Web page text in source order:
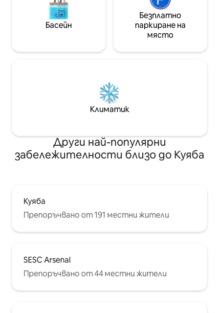
Басейн
Безплатно
паркиране на
място
Климатик
Други най-популярни
забележителности близо до Куяба
Куяба
Препоръчвано от 191 местни жители
SESC Arsenal
Препоръчвано от 44 местни жители